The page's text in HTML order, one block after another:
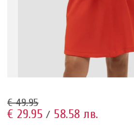
€ 49.95
€ 29.95 / 58.58 лв.